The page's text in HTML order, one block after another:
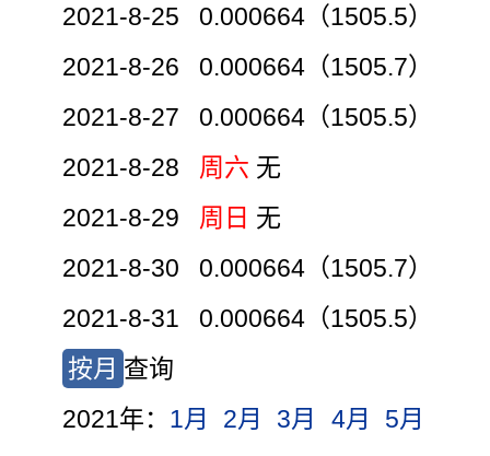
2021-8-25 0.000664（1505.5）
2021-8-26 0.000664（1505.7）
2021-8-27 0.000664（1505.5）
2021-8-28 周六 无
2021-8-29 周日 无
2021-8-30 0.000664（1505.7）
2021-8-31 0.000664（1505.5）
按月 查询
2021年： 1月 2月 3月 4月
5月